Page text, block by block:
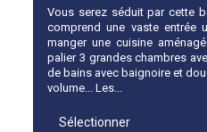
Vous serez séduit par cette
comprend une vaste entrée
manger une cuisine
palier 3 grandes chambres
de bains avec baignoire et
volume... Les...
Sélectionner